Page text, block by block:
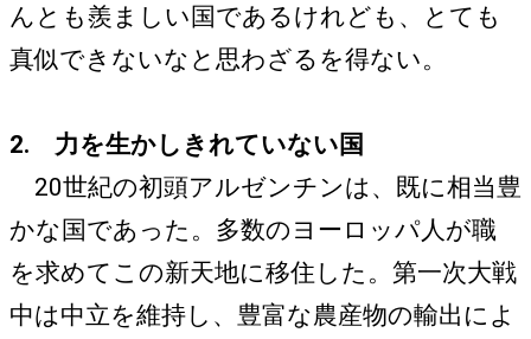
んとも羨ましい国であるけれども、とても
真似できないなと思わざるを得ない。
2. 力を生かしきれていない国
20世紀の初頭アルゼンチンは、既に相当豊
かな国であった。多数のヨーロッパ人が職
を求めてこの新天地に移住した。第一次大戦
中は中立を維持し、豊富な農産物の輸出によ